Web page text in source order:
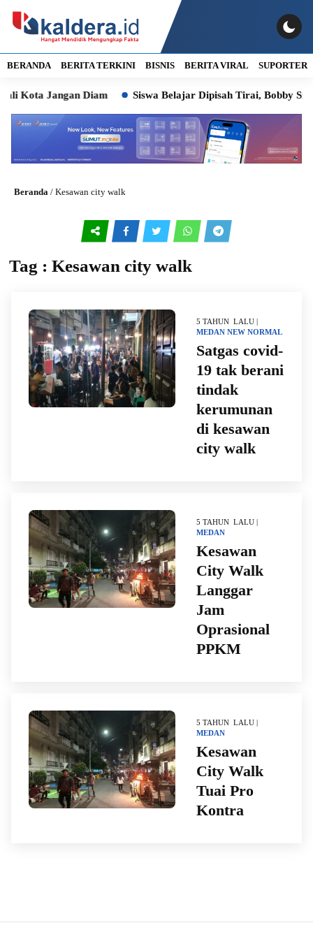
BERANDA BERITA TERKINI BISNIS BERITA VIRAL SUPORTER
Kota Jangan Diam Siswa Belajar Dipisah Tirai, Bobby
Beranda / Kesawan city walk
Tag : Kesawan city walk
5 TAHUN LALU |
MEDAN NEW NORMAL
Satgas covid-
19 tak berani
tindak
kerumunan
di kesawan
city walk
5 TAHUN LALU |
MEDAN
Kesawan
City Walk
Langgar
Jam
Oprasional
PPKM
5 TAHUN LALU |
MEDAN
Kesawan
City Walk
Tuai Pro
Kontra